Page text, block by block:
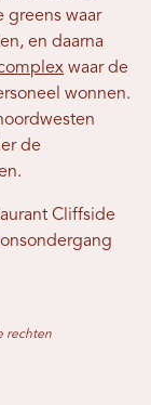
greens waar
en daarna
waar de
wonnen.
de
Cliffside